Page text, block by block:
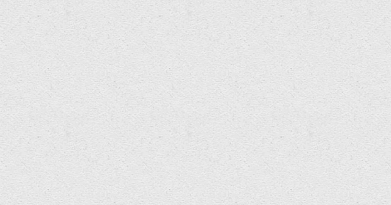
yn ôl sound files
Date: Mehefin 26, 2021
Seiniau ar gyfer Tŷ Gwag